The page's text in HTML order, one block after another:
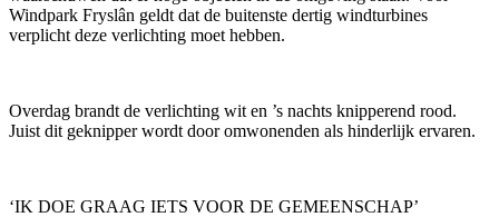
Windpark Fryslân geldt dat de buitenste dertig windturbines
verplicht deze verlichting moet hebben.
Overdag brandt de verlichting wit en ’s nachts knipperend rood.
Juist dit geknipper wordt door omwonenden als hinderlijk ervaren.
‘IK DOE GRAAG IETS VOOR DE GEMEENSCHAP’